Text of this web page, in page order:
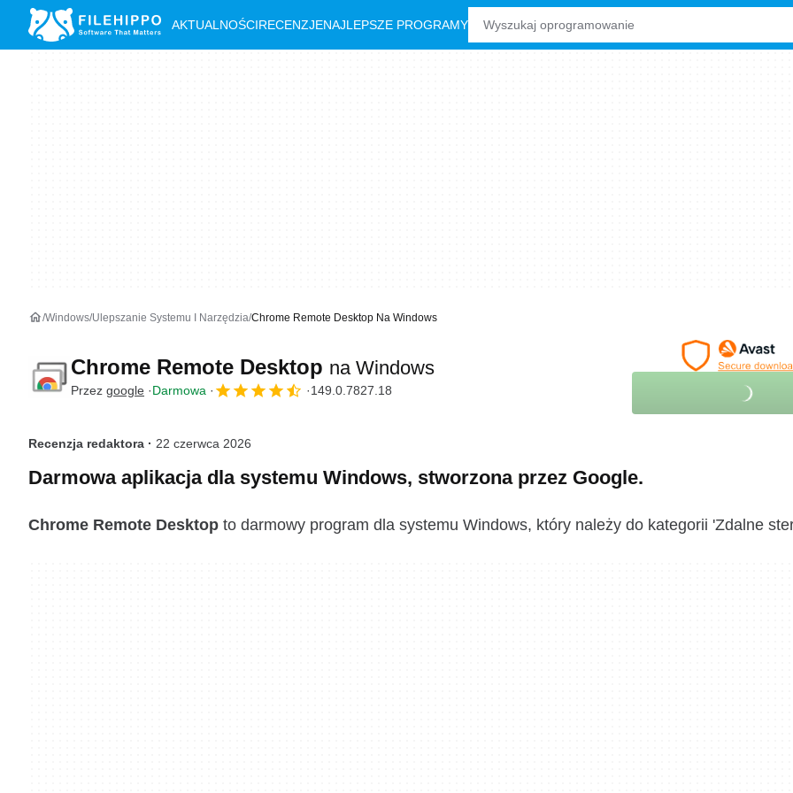
AKTUALNOŚCIRECENZJENAJLEPSZE PROGRAMY
Windows Ulepszanie Systemu I Narzędzia Chrome Remote Desktop Na Windows
Chrome Remote Desktop na Windows
Przez google Darmowa 149.0.7827.18
Recenzja redaktora · 22 czerwca 2026
Darmowa aplikacja dla systemu Windows, stworzona przez Google.
Chrome Remote Desktop to darmowy program dla systemu Windows, który należy do kategorii 'Zdalne